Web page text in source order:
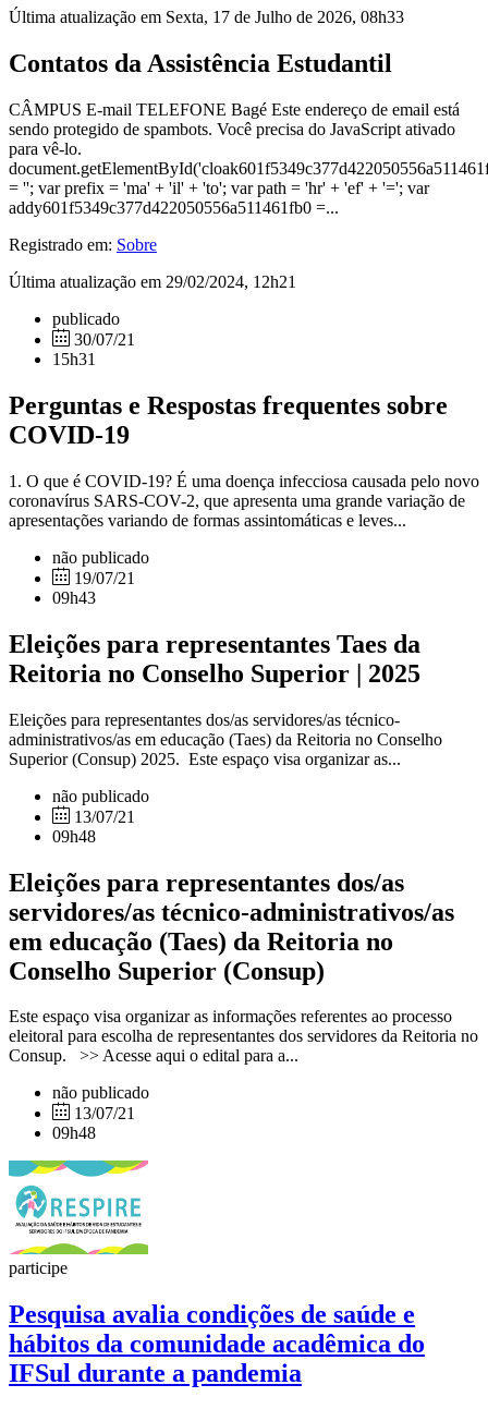
Última atualização em Sexta, 17 de Julho de 2026, 08h33
Contatos da Assistência Estudantil
CÂMPUS E-mail TELEFONE Bagé Este endereço de email está
sendo protegido de spambots. Você precisa do JavaScript ativado
para vê-lo.
= ''; var prefix = 'ma' + 'il' + 'to'; var path = 'hr' + 'ef' + '='; var
addy601f5349c377d422050556a511461fb0 =...
Registrado em: Sobre
Última atualização em 29/02/2024, 12h21
publicado
30/07/21
15h31
Perguntas e Respostas frequentes sobre
COVID-19
1. O que é COVID-19? É uma doença infecciosa causada pelo novo
coronavírus SARS-COV-2, que apresenta uma grande variação de
apresentações variando de formas assintomáticas e leves...
não publicado
19/07/21
09h43
Eleições para representantes Taes da
Reitoria no Conselho Superior | 2025
Eleições para representantes dos/as servidores/as técnico-
administrativos/as em educação (Taes) da Reitoria no Conselho
Superior (Consup) 2025. Este espaço visa organizar as...
não publicado
13/07/21
09h48
Eleições para representantes dos/as
servidores/as técnico-administrativos/as
em educação (Taes) da Reitoria no
Conselho Superior (Consup)
Este espaço visa organizar as informações referentes ao processo
eleitoral para escolha de representantes dos servidores da Reitoria no
Consup. >> Acesse aqui o edital para a...
não publicado
13/07/21
09h48
participe
Pesquisa avalia condições de saúde e
hábitos da comunidade acadêmica do
IFSul durante a pandemia